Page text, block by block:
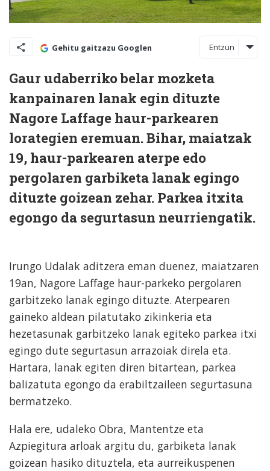
Gehitu gaitzazu Googlen Entzun
Gaur udaberriko belar mozketa
kanpainaren lanak egin dituzte
Nagore Laffage haur-parkearen
lorategien eremuan. Bihar, maiatzak
19, haur-parkearen aterpe edo
pergolaren garbiketa lanak egingo
dituzte goizean zehar. Parkea itxita
egongo da segurtasun neurriengatik.
Irungo Udalak aditzera eman duenez, maiatzaren
19an, Nagore Laffage haur-parkeko pergolaren
garbitzeko lanak egingo dituzte. Aterpearen
gaineko aldean pilatutako zikinkeria eta
hezetasunak garbitzeko lanak egiteko parkea itxi
egingo dute segurtasun arrazoiak direla eta.
Hartara, lanak egiten diren bitartean, parkea
balizatuta egongo da erabiltzaileen segurtasuna
bermatzeko.
Hala ere, udaleko Obra, Mantentze eta
Azpiegitura arloak argitu du, garbiketa lanak
goizean hasiko dituztela, eta aurreikuspenen